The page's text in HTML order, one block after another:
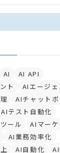
AI
AI API
ト
AIエージェ
AIチャットボ
AIテスト自動化
ール
AIマー
AI業務効率化
AI自動化